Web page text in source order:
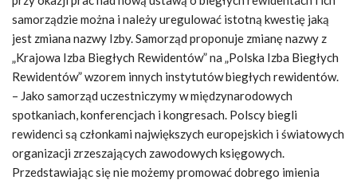
samorządzie można i należy uregulować istotną kwestię jaką
jest zmiana nazwy Izby. Samorząd proponuje zmianę nazwy z
„Krajowa Izba Biegłych Rewidentów” na „Polska Izba Biegłych
Rewidentów” wzorem innych instytutów biegłych rewidentów.
– Jako samorząd uczestniczymy w międzynarodowych
spotkaniach, konferencjach i kongresach. Polscy biegli
rewidenci są członkami największych europejskich i światowych
organizacji zrzeszających zawodowych księgowych.
Przedstawiając się nie możemy promować dobrego imienia